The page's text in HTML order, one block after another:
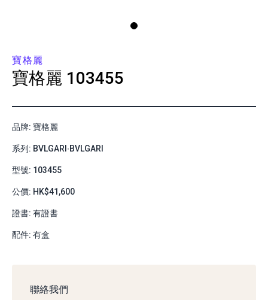
寶格麗
寶格麗 103455
品牌: 寶格麗
系列: BVLGARI∙BVLGARI
型號: 103455
公價: HK$41,600
證書: 有證書
配件: 有盒
聯絡我們